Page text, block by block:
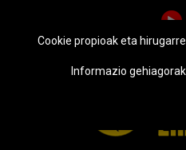
Cookie propioak eta
Informazio